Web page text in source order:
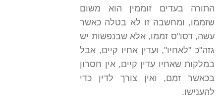
התורה בעדים זוממין הוא משום
שזממו, ומחשבה זו לא בטלה כאשר
עשה, דסו"ס זממו, אלא שבנפשות יש
גזה"כ "לאחיו", ועדין אחיו קיים, אבל
במלקות שאחיו עדין קיים, אין חסרון
בכאשר זמם, ואין צורך לדין כדי
להענישו.